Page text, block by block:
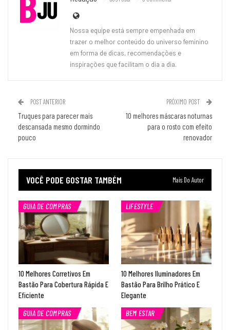
Nossa equipe está sempre empenhada em
trazer o melhor conteúdo do universo feminino
em forma de dicas, recomendações e
inspirações que facilitam o dia a dia.
POST ANTERIOR
Truques para parecer mais
descansada mesmo dormindo
pouco
PRÓXIMO POST
10 melhores máscaras noturnas
para o rosto com efeito
renovador
VOCÊ PODE GOSTAR TAMBÉM Mais Do Autor
GUIA DE COMPRAS
10 Melhores Corretivos Em
Bastão Para Cobertura Rápida E
Eficiente
LIFESTYLE
10 Melhores Iluminadores Em
Bastão Para Brilho Prático E
Elegante
GUIA DE COMPRAS
BEM ESTAR